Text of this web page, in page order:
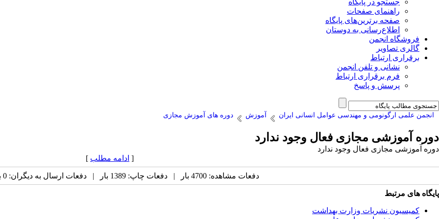
جستجو در پایگاه
راهنمای صفحات
صفحه برترین‌های پایگاه
اطلاع‌رسانی به دوستان
فروشگاه انجمن
گالری تصاویر
برقراری ارتباط
نشانی و تلفن انجمن
فرم برقراری ارتباط
پرسش و پاسخ
انجمن علمی ارگونومی و مهندسی عوامل انسانی ایران آموزش دوره های آموزش مجازی
دوره آموزشی مجازی فعال وجود ندارد
دوره آموزشی مجازی فعال وجود ندارد
[ ادامه مطلب ]
دفعات مشاهده: 4700 بار | دفعات چاپ: 1389 بار | دفعات ارسال به دیگران: 0 بار |
پایگاه های مرتبط
کمیسیون نشریات وزارت بهداشت